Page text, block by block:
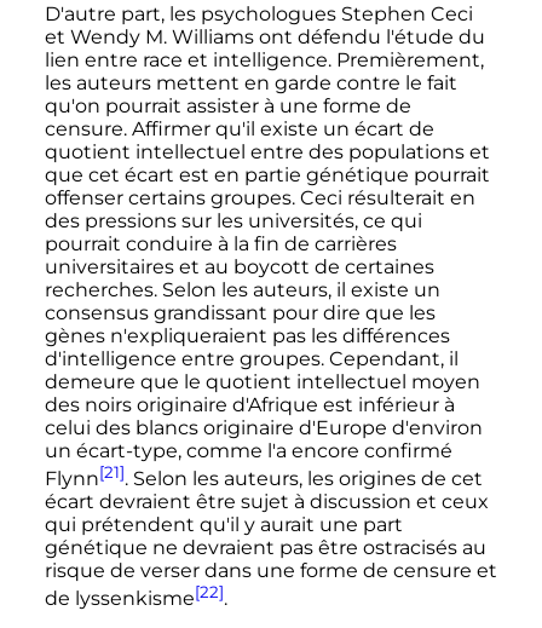
D'autre part, les psychologues Stephen Ceci
et Wendy M. Williams ont défendu l'étude du
lien entre race et intelligence. Premièrement,
les auteurs mettent en garde contre le fait
qu'on pourrait assister à une forme de
censure. Affirmer qu'il existe un écart de
quotient intellectuel entre des populations et
que cet écart est en partie génétique pourrait
offenser certains groupes. Ceci résulterait en
des pressions sur les universités, ce qui
pourrait conduire à la fin de carrières
universitaires et au boycott de certaines
recherches. Selon les auteurs, il existe un
consensus grandissant pour dire que les
gènes n'expliqueraient pas les différences
d'intelligence entre groupes. Cependant, il
demeure que le quotient intellectuel moyen
des noirs originaire d'Afrique est inférieur à
celui des blancs originaire d'Europe d'environ
un écart-type, comme l'a encore confirmé
Flynn[21]. Selon les auteurs, les origines de cet
écart devraient être sujet à discussion et ceux
qui prétendent qu'il y aurait une part
génétique ne devraient pas être ostracisés au
risque de verser dans une forme de censure et
de lyssenkisme[22].